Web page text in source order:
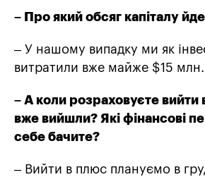
– Про який обсяг капіталу
– У нашому випадку ми як
витратили вже майже $15 млн.
– А коли розраховуєте
вже вийшли? Які фінансові
себе бачите?
– Вийти в плюс плануємо в